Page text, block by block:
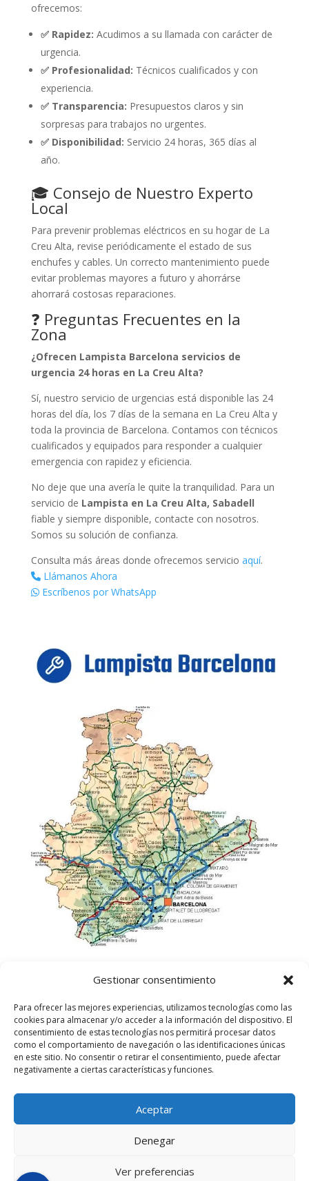
Gestionar consentimiento
Para ofrecer las mejores experiencias, utilizamos tecnologías como las
cookies para almacenar y/o acceder a la información del dispositivo. El
consentimiento de estas tecnologías nos permitirá procesar datos
como el comportamiento de navegación o las identificaciones únicas
en este sitio. No consentir o retirar el consentimiento, puede afectar
negativamente a ciertas características y funciones.
Aceptar
Denegar
Ver preferencias
ofrecemos:
✅ Rapidez: Acudimos a su llamada con carácter de
urgencia.
✅ Profesionalidad: Técnicos cualificados y con
experiencia.
✅ Transparencia: Presupuestos claros y sin
sorpresas para trabajos no urgentes.
✅ Disponibilidad: Servicio 24 horas, 365 días al
año.
🎓 Consejo de Nuestro Experto
Local
Para prevenir problemas eléctricos en su hogar de La
Creu Alta, revise periódicamente el estado de sus
enchufes y cables. Un correcto mantenimiento puede
evitar problemas mayores a futuro y ahorrárse
ahorrará costosas reparaciones.
❓ Preguntas Frecuentes en la
Zona
¿Ofrecen Lampista Barcelona servicios de
urgencia 24 horas en La Creu Alta?
Sí, nuestro servicio de urgencias está disponible las 24
horas del día, los 7 días de la semana en La Creu Alta y
toda la provincia de Barcelona. Contamos con técnicos
cualificados y equipados para responder a cualquier
emergencia con rapidez y eficiencia.
No deje que una avería le quite la tranquilidad. Para un
servicio de Lampista en La Creu Alta, Sabadell
fiable y siempre disponible, contacte con nosotros.
Somos su solución de confianza.
Consulta más áreas donde ofrecemos servicio aquí.
Llámanos Ahora
Escríbenos por WhatsApp
Lampista Barcelona. Todos los derechos
reservados.
Política de privacidad